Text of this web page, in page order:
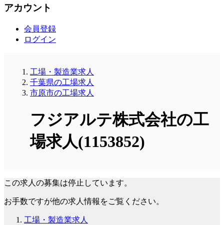
アカウント
会員登録
ログイン
工場・製造業求人
千葉県の工場求人
市原市の工場求人
フジアルテ株式会社の工
場求人(1153852)
この求人の募集は停止しています。
お手数ですが他の求人情報をご覧ください。
工場・製造業求人